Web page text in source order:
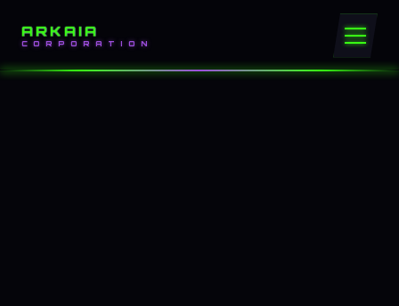
ARKAIA
CORPORATION